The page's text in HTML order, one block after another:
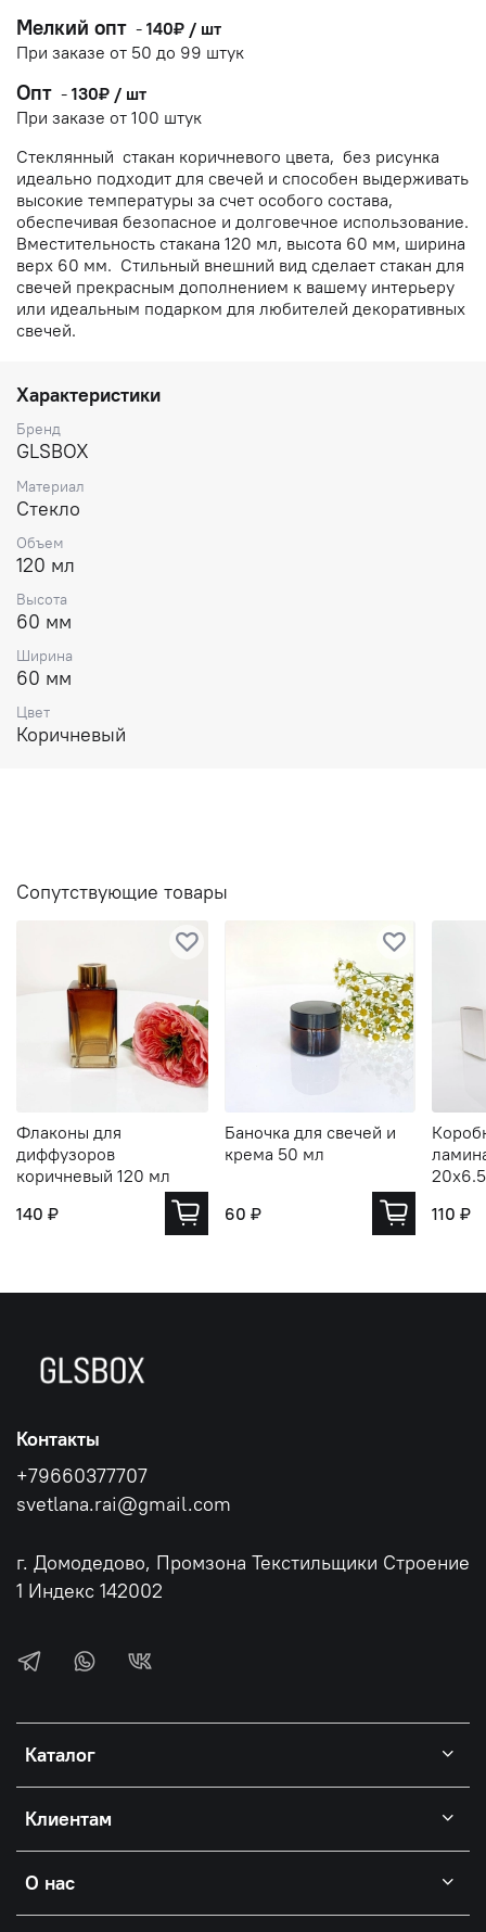
Мелкий опт - 140₽ / шт
При заказе от 50 до 99 штук
Опт - 130₽ / шт
При заказе от 100 штук
Стеклянный стакан коричневого цвета, без рисунка
идеально подходит для свечей и способен выдерживать
высокие температуры за счет особого состава,
обеспечивая безопасное и долговечное использование.
Вместительность стакана 120 мл, высота 60 мм, ширина
верх 60 мм. Стильный внешний вид сделает стакан для
свечей прекрасным дополнением к вашему интерьеру
или идеальным подарком для любителей декоративных
свечей.
Характеристики
Бренд
GLSBOX
Материал
Стекло
Объем
120 мл
Высота
60 мм
Ширина
60 мм
Цвет
Коричневый
Сопутствующие товары
Флаконы для
диффузоров
коричневый 120 мл
140 ₽
Баночка для свечей и
крема 50 мл
60 ₽
110 ₽
Каталог
Клиентам
О нас
Контакты
+79660377707
svetlana.rai@gmail.com
г. Домодедово, Промзона Текстильщики Строение
1 Индекс 142002